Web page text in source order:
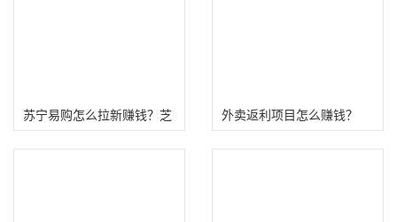
苏宁易购怎么拉新赚钱？芝
麻鲸选活动奖励！
外卖返利项目怎么赚钱？